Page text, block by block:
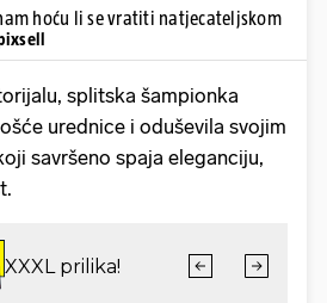
hoću li se vratiti natjecateljskom
splitska šampionka
urednice i oduševila svojim
savršeno spaja eleganciju,